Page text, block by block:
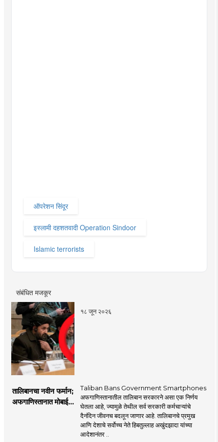
ऑपरेशन सिंदूर
इस्लामी दहशतवादी Operation Sindoor
Islamic terrorists
संबंधित मजकूर
१८ जून २०२६
तालिबानचा नवीन फर्मान;
अफगाणिस्तानात मोबाईल
Taliban Bans Government Smartphones
अफगाणिस्तानातील तालिबान सरकारने असा एक निर्णय
घेतला आहे, ज्यामुळे तेथील सर्व सरकारी कर्मचाऱ्यांचे
दैनंदिन जीवनच बदलून जाणार आहे. तालिबानचे प्रमुख
आणि देशाचे सर्वोच्च नेते हिबतुल्लाह अखुंदझादा यांच्या
आदेशानंतर ..